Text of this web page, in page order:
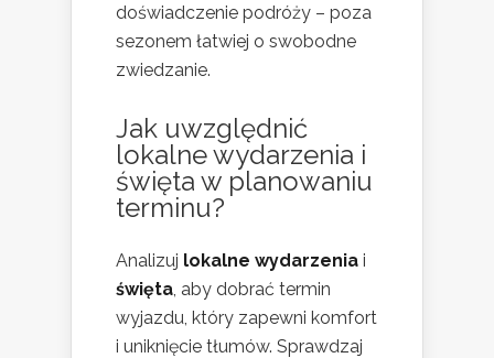
doświadczenie podróży – poza
sezonem łatwiej o swobodne
zwiedzanie.
Jak uwzględnić
lokalne wydarzenia i
święta w planowaniu
terminu?
Analizuj lokalne wydarzenia i
święta , aby dobrać termin
wyjazdu, który zapewni komfort
i uniknięcie tłumów. Sprawdzaj